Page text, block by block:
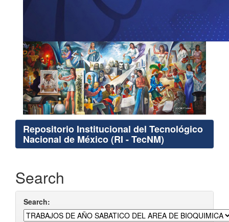
Repositorio Institucional del Tecnológico
Nacional de México (RI - TecNM)
Search
Search: